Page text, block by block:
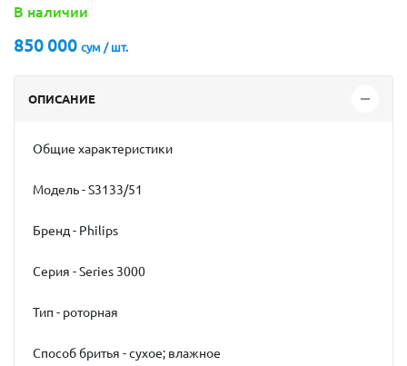
В наличии
850 000 сум / шт.
ОПИСАНИЕ
Общие характеристики
Модель - S3133/51
Бренд - Philips
Серия - Series 3000
Тип - роторная
Способ бритья - сухое; влажное